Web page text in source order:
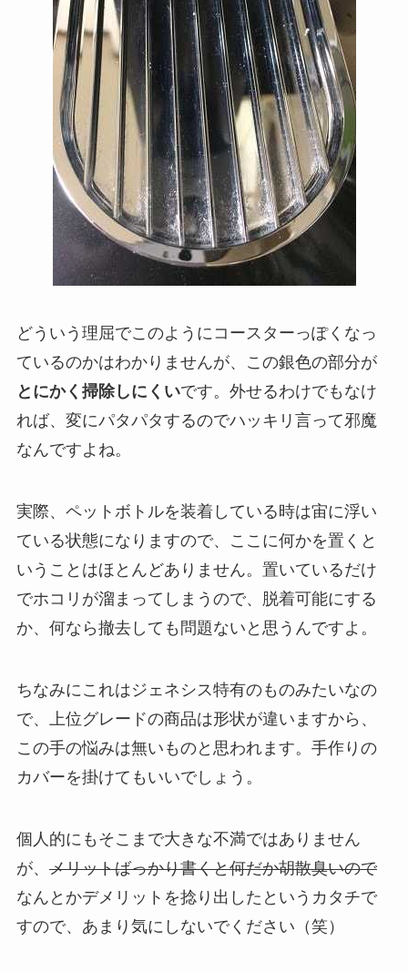
どういう理屈でこのようにコースターっぽくなっ
ているのかはわかりませんが、この銀色の部分が
とにかく掃除しにくいです。外せるわけでもなけ
れば、変にパタパタするのでハッキリ言って邪魔
なんですよね。
実際、ペットボトルを装着している時は宙に浮い
ている状態になりますので、ここに何かを置くと
いうことはほとんどありません。置いているだけ
でホコリが溜まってしまうので、脱着可能にする
か、何なら撤去しても問題ないと思うんですよ。
ちなみにこれはジェネシス特有のものみたいなの
で、上位グレードの商品は形状が違いますから、
この手の悩みは無いものと思われます。手作りの
カバーを掛けてもいいでしょう。
個人的にもそこまで大きな不満ではありません
が、 メリットばっかり書くと何だか胡散臭いので
なんとかデメリットを捻り出したというカタチで
すので、あまり気にしないでください（笑）